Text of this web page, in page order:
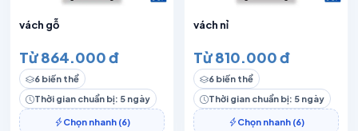
vách gỗ
Từ 864.000 đ
6 biến thể
Thời gian chuẩn bị: 5 ngày
Chọn nhanh (6)
vách nỉ
Từ 810.000 đ
6 biến thể
Thời gian chuẩn bị: 5 ngày
Chọn nhanh (6)